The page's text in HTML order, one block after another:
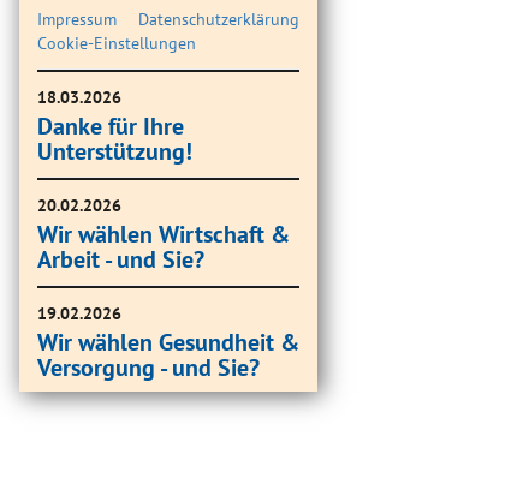
Impressum
Datenschutzerklärung
Cookie-Einstellungen
18.03.2026
Danke für Ihre
Unterstützung!
20.02.2026
Wir wählen Wirtschaft &
Arbeit - und Sie?
19.02.2026
Wir wählen Gesundheit &
Versorgung - und Sie?